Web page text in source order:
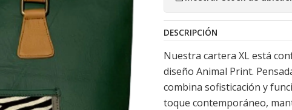
DESCRIPCIÓN
Nuestra cartera XL está
diseño Animal Print.
combina sofisticación y
toque contemporáneo,